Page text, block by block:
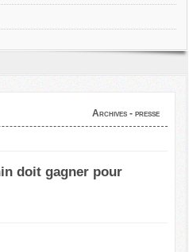
Archives - presse
doit gagner pour